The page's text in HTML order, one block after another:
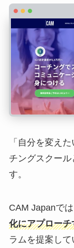
「自分を変え
チングスクー
す。
CAM Japanで
化にアプロー
ラムを提案して